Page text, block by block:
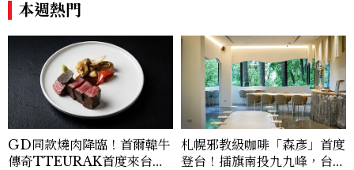
本週熱門
GD同款燒肉降臨！首爾韓牛
傳奇TTEURAK首度來台，
札幌邪教級咖啡「森彥」首度
登台！插旗南投九九峰，台灣